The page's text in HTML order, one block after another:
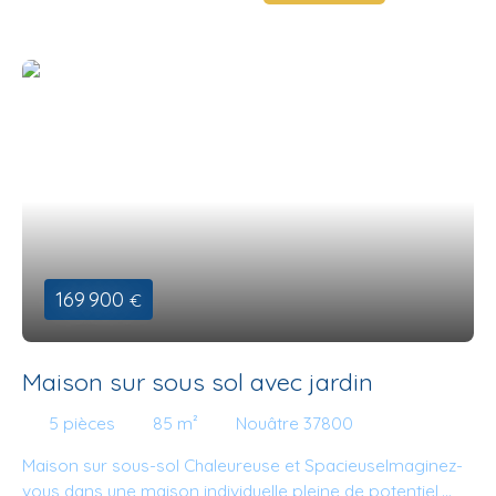
169 900 €
Maison sur sous sol avec jardin
5 pièces 85 m²
Nouâtre 37800
Maison sur sous-sol Chaleureuse et SpacieuseImaginez-
vous dans une maison individuelle pleine de potentiel,